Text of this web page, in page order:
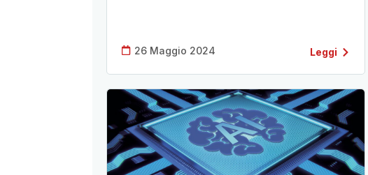
26 Maggio 2024 Leggi